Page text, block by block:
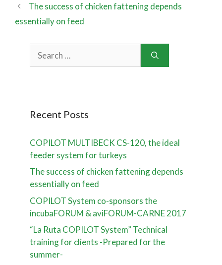
The success of chicken fattening depends
essentially on feed
Recent Posts
COPILOT MULTIBECK CS-120, the ideal
feeder system for turkeys
The success of chicken fattening depends
essentially on feed
COPILOT System co-sponsors the
incubaFORUM & aviFORUM-CARNE 2017
“La Ruta COPILOT System” Technical
training for clients -Prepared for the
summer-